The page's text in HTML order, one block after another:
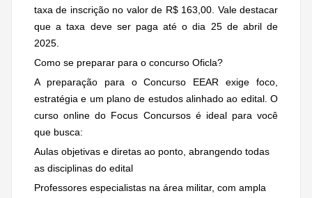
taxa de inscrição no valor de R$ 163,00. Vale destacar
que a taxa deve ser paga até o dia 25 de abril de
2025.
Como se preparar para o concurso Oficla?
A preparação para o Concurso EEAR exige foco,
estratégia e um plano de estudos alinhado ao edital. O
curso online do Focus Concursos é ideal para você
que busca:
Aulas objetivas e diretas ao ponto, abrangendo todas
as disciplinas do edital
Professores especialistas na área militar, com ampla